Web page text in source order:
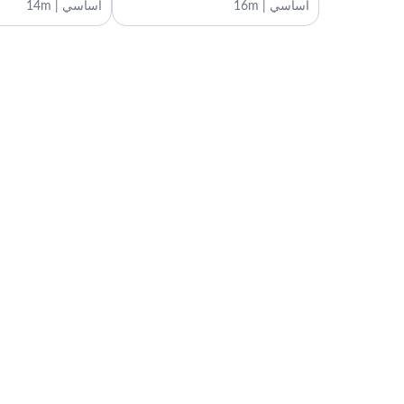
أساسي | 16m أساسي | 14m